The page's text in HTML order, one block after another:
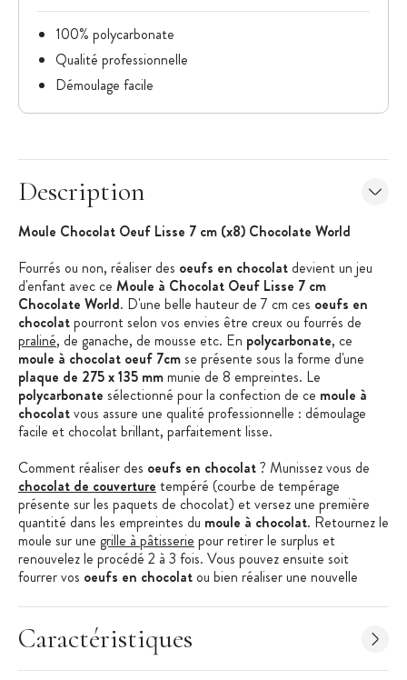
100% polycarbonate
Qualité professionnelle
Démoulage facile
Description
Moule Chocolat Oeuf Lisse 7 cm (x8) Chocolate World
Fourrés ou non, réaliser des oeufs en chocolat devient un jeu
d'enfant avec ce Moule à Chocolat Oeuf Lisse 7 cm
Chocolate World. D'une belle hauteur de 7 cm ces oeufs en
chocolatpourront selon vos envies être creux ou fourrés de
praliné, de ganache, de mousse etc. En polycarbonate, ce
moule à chocolat oeuf 7cmse présente sous la forme d'une
plaque de 275 x 135 mmmunie de 8 empreintes. Le
polycarbonate sélectionné pour la confection de ce moule à
chocolatvous assure une qualité professionnelle : démoulage
facile et chocolat brillant, parfaitement lisse.
Comment réaliser des oeufs en chocolat? Munissez vous de
chocolat de couverture tempéré (courbe de tempérage
présente sur les paquets de chocolat) et versez une première
quantité dans les empreintes du moule à chocolat. Retournez le
moule sur une grille à pâtisserie pour retirer le surplus et
renouvelez le procédé 2 à 3 fois. Vous pouvez ensuite soit
fourrer vos oeufs en chocolat ou bien réaliser une nouvelle
démoulez délicatement en exerçant une légère torsion de la
plaque en polycarbonate . Pour terminer, assemblez deux
demi oeufs à l'aide de chocolat tempéré. Nous vous
conseillons de vous munir d'unetrempeuse à chocolatafin de
Caractéristiques